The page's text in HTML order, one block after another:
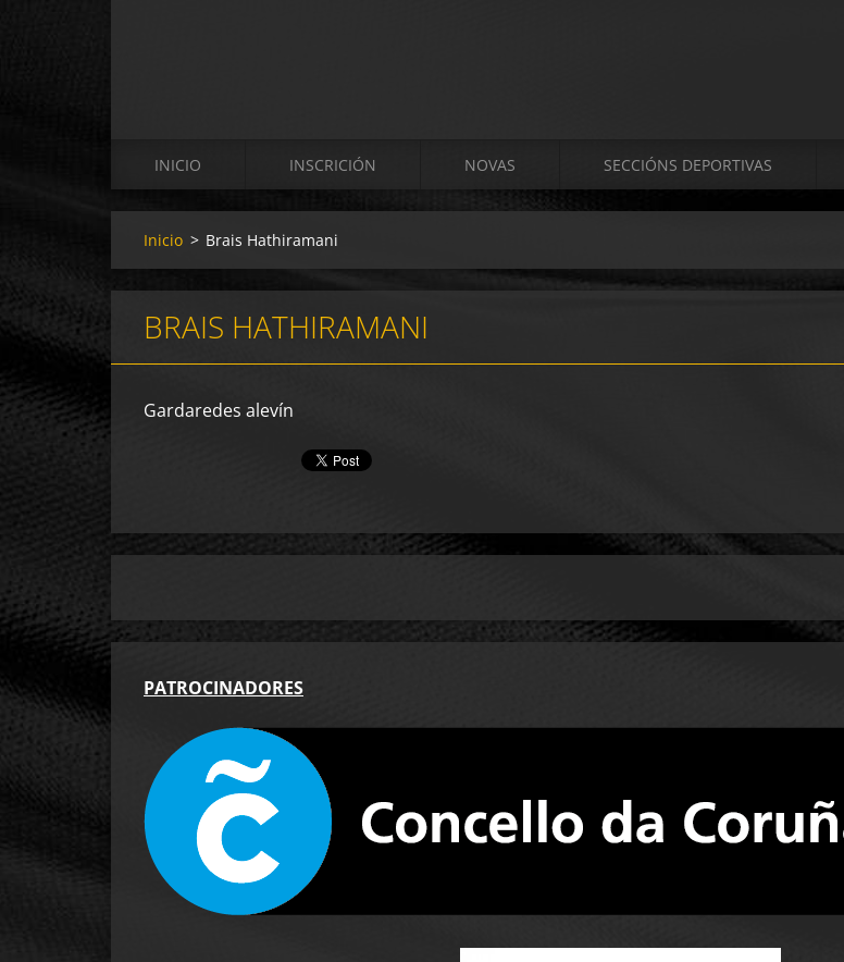
INICIO INSCRICIÓN NOVAS SECCIÓNS DEPORTIVAS
Inicio > Brais Hathiramani
BRAIS HATHIRAMANI
Gardaredes alevín
PATROCINADORES